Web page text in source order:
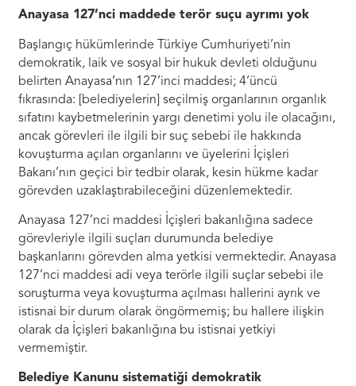
Anayasa 127’nci maddede terör suçu ayrımı yok
Başlangıç hükümlerinde Türkiye Cumhuriyeti’nin
demokratik, laik ve sosyal bir hukuk devleti olduğunu
belirten Anayasa’nın 127’inci maddesi; 4’üncü
fıkrasında: [belediyelerin] seçilmiş organlarının organlık
sıfatını kaybetmelerinin yargı denetimi yolu ile olacağını,
ancak görevleri ile ilgili bir suç sebebi ile hakkında
kovuşturma açılan organlarını ve üyelerini İçişleri
Bakanı’nın geçici bir tedbir olarak, kesin hükme kadar
görevden uzaklaştırabileceğini düzenlemektedir.
Anayasa 127’nci maddesi İçişleri bakanlığına sadece
görevleriyle ilgili suçları durumunda belediye
başkanlarını görevden alma yetkisi vermektedir. Anayasa
127’nci maddesi adi veya terörle ilgili suçlar sebebi ile
soruşturma veya kovuşturma açılması hallerini ayrık ve
istisnai bir durum olarak öngörmemiş; bu hallere ilişkin
olarak da İçişleri bakanlığına bu istisnai yetkiyi
vermemiştir.
Belediye Kanunu sistematiği demokratik